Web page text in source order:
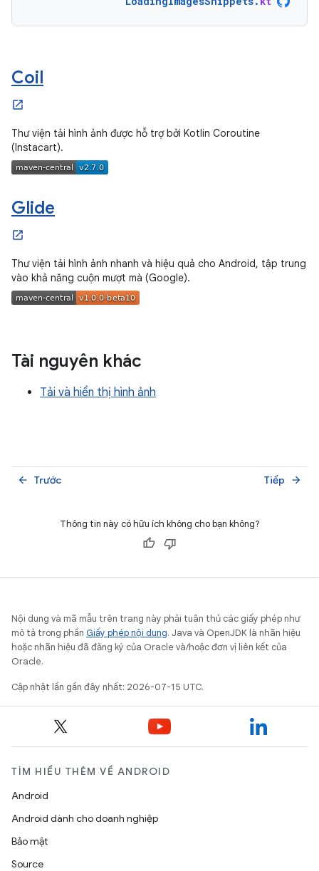
Coil
Thư viện tải hình ảnh được hỗ trợ bởi Kotlin Coroutine
(Instacart).
Glide
Thư viện tải hình ảnh nhanh và hiệu quả cho Android, tập trung
vào khả năng cuộn mượt mà (Google).
Tài nguyên khác
Tải và hiển thị hình ảnh
Trước
arrow_back Tiếp arrow_forward
Thông tin này có hữu ích không cho bạn không?
Nội dung và mã mẫu trên trang này phải tuân thủ các giấy phép như
mô tả trong phần Giấy phép nội dung. Java và OpenJDK là nhãn hiệu
hoặc nhãn hiệu đã đăng ký của Oracle và/hoặc đơn vị liên kết của
Oracle.
Cập nhật lần gần đây nhất: 2026-07-15 UTC.
TÌM HIỂU THÊM VỀ ANDROID
Android
Android dành cho doanh nghiệp
Bảo mật
Source